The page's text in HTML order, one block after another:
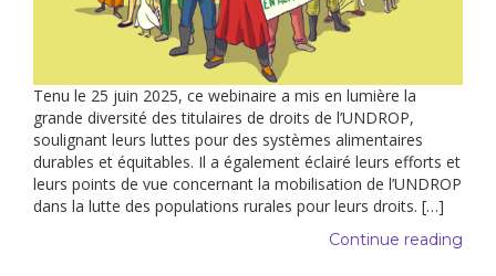
Tenu le 25 juin 2025, ce webinaire a mis en lumière la
grande diversité des titulaires de droits de l’UNDROP,
soulignant leurs luttes pour des systèmes alimentaires
durables et équitables. Il a également éclairé leurs efforts et
leurs points de vue concernant la mobilisation de l’UNDROP
dans la lutte des populations rurales pour leurs droits. […]
Continue reading